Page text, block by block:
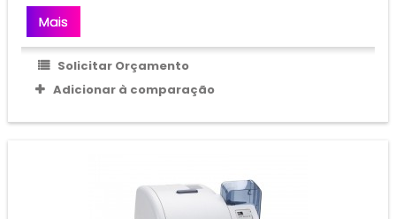
Mais
Solicitar Orçamento
Adicionar à comparação